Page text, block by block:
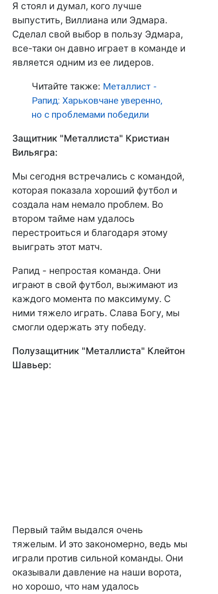
Я стоял и думал, кого лучше
выпустить, Виллиана или Эдмара.
Сделал свой выбор в пользу Эдмара,
все-таки он давно играет в команде и
является одним из ее лидеров.
Читайте также: Металлист -
Рапид: Харьковчане уверенно,
но с проблемами победили
Защитник "Металлиста" Кристиан
Вильягра:
Мы сегодня встречались с командой,
которая показала хороший футбол и
создала нам немало проблем. Во
втором тайме нам удалось
перестроиться и благодаря этому
выиграть этот матч.
Рапид - непростая команда. Они
играют в свой футбол, выжимают из
каждого момента по максимуму. С
ними тяжело играть. Слава Богу, мы
смогли одержать эту победу.
Полузащитник "Металлиста" Клейтон
Шавьер:
Первый тайм выдался очень
тяжелым. И это закономерно, ведь мы
играли против сильной команды. Они
оказывали давление на наши ворота,
но хорошо, что нам удалось